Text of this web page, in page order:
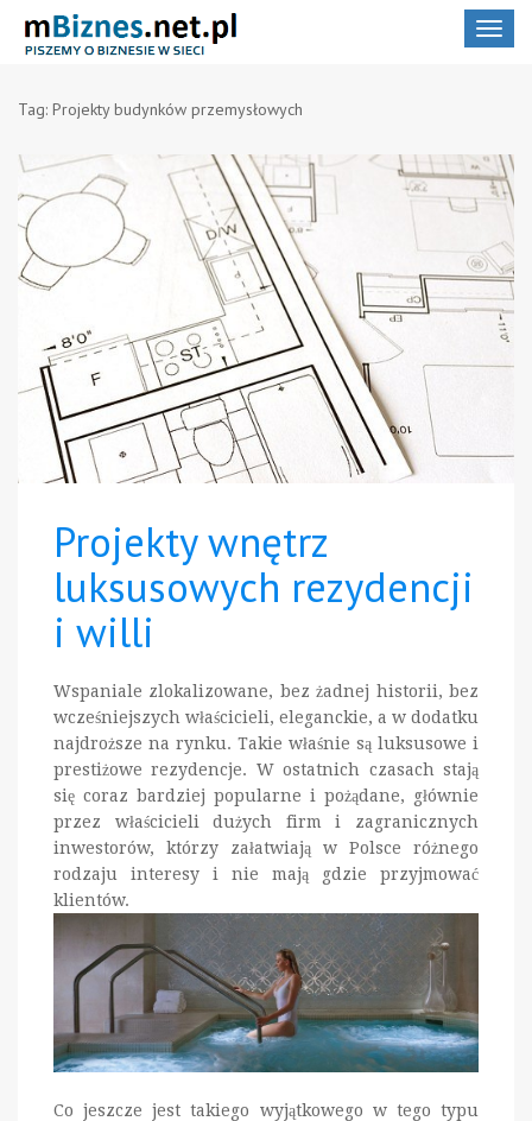
Toggle
Tag: Projekty budynków przemysłowych
Projekty wnętrz
luksusowych rezydencji
i willi
Wspaniale zlokalizowane, bez żadnej historii, bez
wcześniejszych właścicieli, eleganckie, a w dodatku
najdroższe na rynku. Takie właśnie są luksusowe i
prestiżowe rezydencje. W ostatnich czasach stają
się coraz bardziej popularne i pożądane, głównie
przez właścicieli dużych firm i zagranicznych
inwestorów, którzy załatwiają w Polsce różnego
rodzaju interesy i nie mają gdzie przyjmować
klientów.
Co jeszcze jest takiego wyjątkowego w tego typu